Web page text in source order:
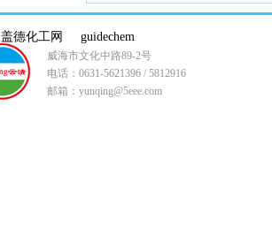
盖德化工网 guidechem
威海市文化中路89-2号
电话：0631-5621396 / 5812916
邮箱：yunqing@5eee.com